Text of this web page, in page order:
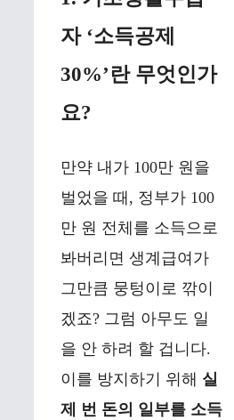
자 ‘소득공제
30%’란 무엇인가
요?
만약 내가 100만 원을
벌었을 때, 정부가 100
만 원 전체를 소득으로
봐버리면 생계급여가
그만큼 뭉텅이로 깎이
겠죠? 그럼 아무도 일
을 안 하려 할 겁니다.
이를 방지하기 위해 실
제 번 돈의 일부를 소득